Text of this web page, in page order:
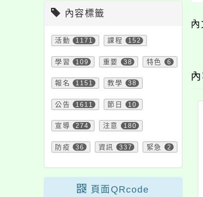
內容標籤
活動 1171 課程 152
學習 109 重要 38 特色 6
報名 1151 教學 38
公告 1611 節日 10
宣導 274 注意 180
防疫 36 資訊 337 緊急 2
頁面QRcode
內